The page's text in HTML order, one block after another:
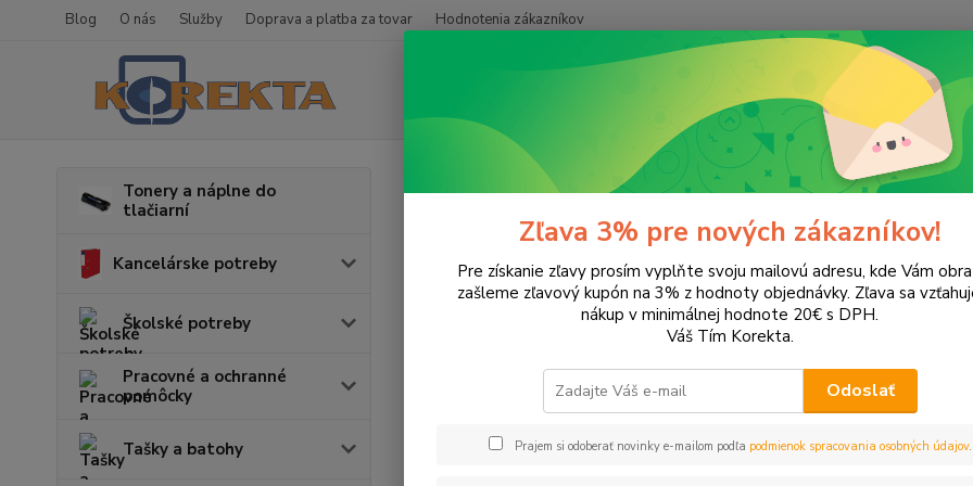
Blog O nás Služby Doprava a platba za tovar Hodnotenia zákazníkov
Tonery a náplne do
tlačiarní
Kancelárske potreby
Školské potreby
Pracovné a ochranné
pomôcky
Tašky a batohy
Tonery a náplne do tlačiarní Brother MFC-J5620DW
MFC-J5620DW
Upresniť parametre
EUR Od
Zľava 3% pre nových zákazníkov!
Pre získanie zľavy prosím vyplňte svoju mailovú adresu, kde Vám
zašleme zľavový kupón na 3% z hodnoty objednávky. Zľava sa
nákup v minimálnej hodnote 20€ s DPH.
Váš Tím Korekta.
Odoslať
Prajem si odoberať novinky e-mailom podľa podmienok spracovania osobných údajov.